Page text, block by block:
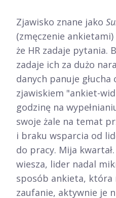
Zjawisko znane jako
(zmęczenie
że HR zadaje pytania.
zadaje ich za dużo
danych panuje głucha
zjawiskiem "ankiet-
godzinę na
swoje żale na temat
i braku wsparcia od
do pracy. Mija
wiesza, lider nadal
sposób ankieta, która
zaufanie, aktywnie je